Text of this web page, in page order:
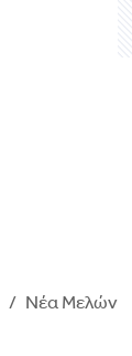
/ Νέα Μελών